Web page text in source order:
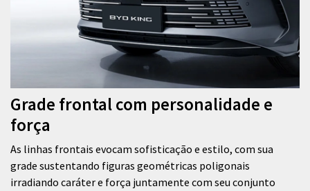
Grade frontal com personalidade e
força
As linhas frontais evocam sofisticação e estilo, com sua
grade sustentando figuras geométricas poligonais
irradiando caráter e força juntamente com seu conjunto